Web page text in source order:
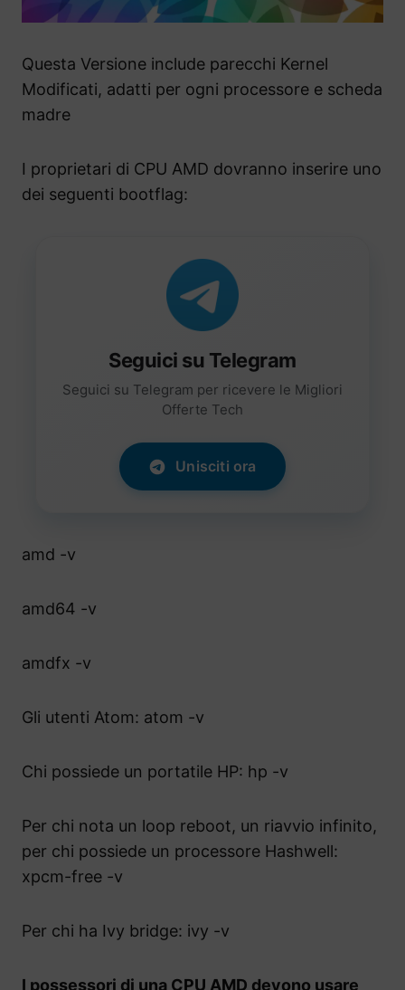
Questa Versione include parecchi Kernel
Modificati, adatti per ogni processore e scheda
madre
I proprietari di CPU AMD dovranno inserire uno
dei seguenti bootflag:
Seguici su Telegram
Seguici su Telegram per ricevere le Migliori
Offerte Tech
Unisciti ora
amd -v
amd64 -v
amdfx -v
Gli utenti Atom: atom -v
Chi possiede un portatile HP: hp -v
Per chi nota un loop reboot, un riavvio infinito,
per chi possiede un processore Hashwell:
xpcm-free -v
Per chi ha Ivy bridge: ivy -v
I possessori di una CPU AMD devono usare